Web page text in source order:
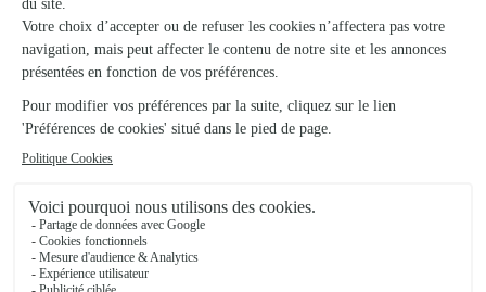
Trustpilot Échantillon d'avis clients fourni via Trustpilot.Voir tous
les avis de la marque Interflora sur Trustpilot
Livraison de fleurs à Maffrécourt et
autour : les villes proches couvertes par le
réseau Interflora